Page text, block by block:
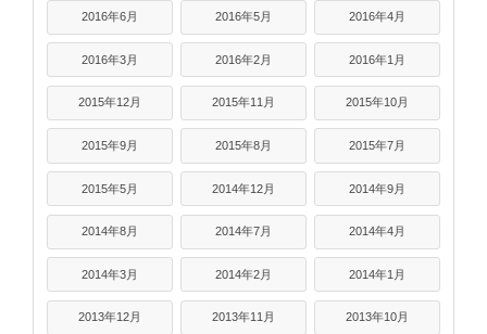
2016年6月 2016年5月 2016年4月
2016年3月 2016年2月 2016年1月
2015年12月 2015年11月 2015年10月
2015年9月 2015年8月 2015年7月
2015年5月 2014年12月 2014年9月
2014年8月 2014年7月 2014年4月
2014年3月 2014年2月 2014年1月
2013年12月 2013年11月 2013年10月